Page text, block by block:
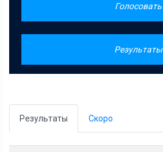
Голосовать
Результаты
Результаты Скоро